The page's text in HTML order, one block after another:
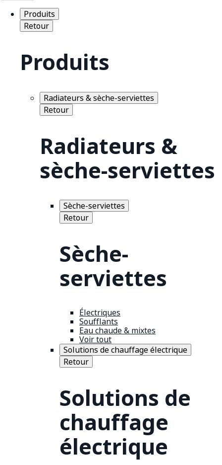
Produits
Retour
Produits
Radiateurs & sèche-serviettes
Retour
Radiateurs &
sèche-serviettes
Sèche-serviettes
Retour
Sèche-
serviettes
Électriques
Soufflants
Eau chaude & mixtes
Voir tout
Solutions de chauffage électrique
Retour
Solutions de
chauffage
électrique